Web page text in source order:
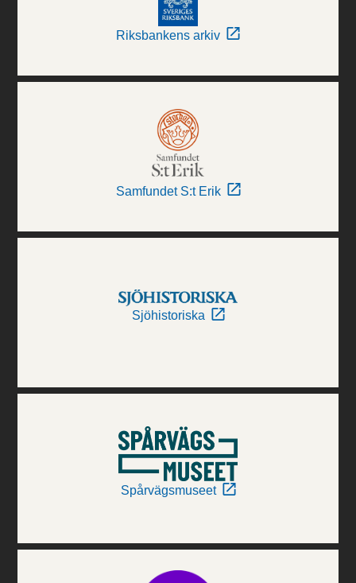
Riksbankens arkiv
Samfundet S:t Erik
Sjöhistoriska
Spårvägsmuseet